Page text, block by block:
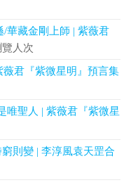
華藏金剛上師 | 紫薇君
人次
君『紫微星明』預言集
唯聖人 | 紫薇君『紫微星
則變 | 李淳風袁天罡合